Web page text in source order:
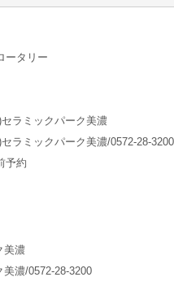
ータリー
ラミックパーク美濃
ラミックパーク美濃/0572-28-3200
予約
美濃
濃/0572-28-3200